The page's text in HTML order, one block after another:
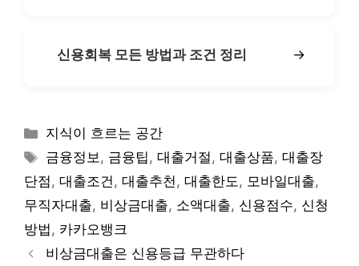
신용회복 모든 방법과 조건 정리 →
카
테
리
지식이 흐르는 공간
태
그
금융정보, 금융팁,대출거절,대출상품,대출장
단점, 대출조건, 대출추천, 대출한도, 모바일대출,
무직자대출, 비상금대출, 소액대출, 신용점수, 신청
방법, 카카오뱅크
비상금대출은 신용등급 무관하다